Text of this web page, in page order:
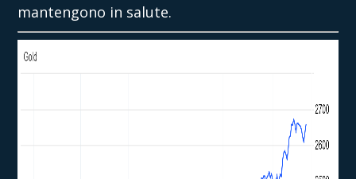
mantengono in salute.